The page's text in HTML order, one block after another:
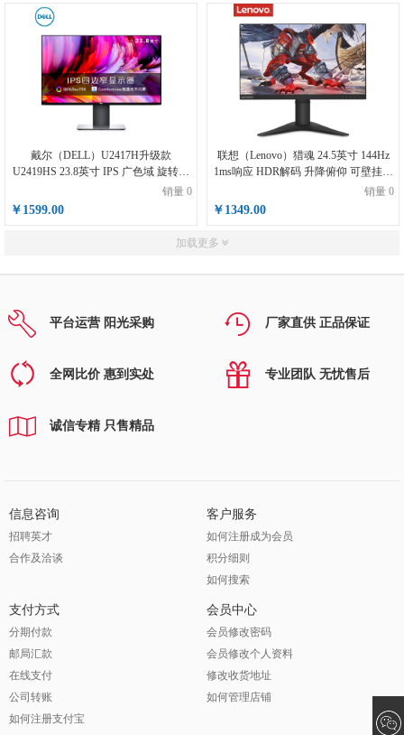
戴尔（DELL）U2417H升级款
U2419HS 23.8英寸 IPS 广色域 旋转升
降 四边微边 出厂校色 低蓝光 电脑显
销量 0
￥1599.00
联想（Lenovo）猎魂 24.5英寸 144Hz
1ms响应 HDR解码 升降俯仰 可壁挂游
销量 0
￥1349.00
加载更多
平台运营 阳光采购 厂家直供 正品保证
全网比价 惠到实处 专业团队 无忧售后
诚信专精 只售精品
信息咨询
招聘英才
合作及洽谈
客户服务
如何注册成为会员
积分细则
如何搜索
支付方式
分期付款
邮局汇款
在线支付
公司转账
如何注册支付宝
会员中心
会员修改密码
会员修改个人资料
修改收货地址
如何管理店铺